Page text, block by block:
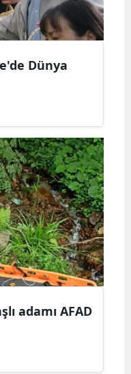
Dünya
adamı AFAD